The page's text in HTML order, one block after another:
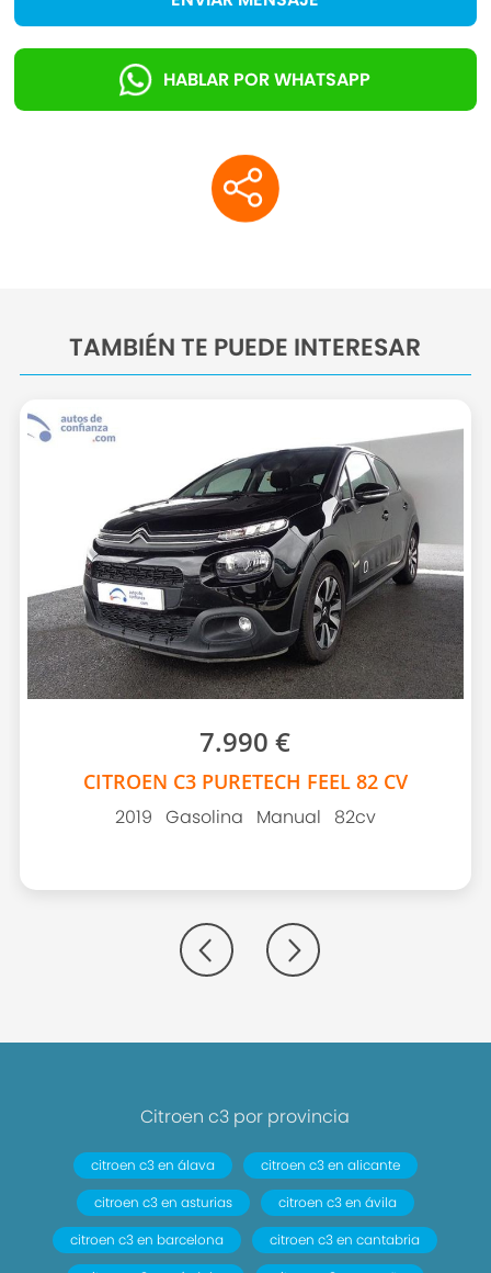
HABLAR POR WHATSAPP
TAMBIÉN TE PUEDE INTERESAR
7.990 €
CITROEN C3 PURETECH FEEL 82 CV
2019 Gasolina Manual 82cv
Citroen c3 por provincia
citroen c3 en álava
citroen c3 en alicante
citroen c3 en asturias
citroen c3 en ávila
citroen c3 en barcelona
citroen c3 en cantabria